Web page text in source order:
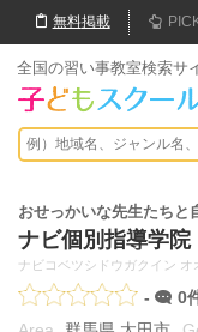
無料掲載
全国の習い事教室検索サ
おせっかいな先生たちと
ナビ個別指導学
ナビコベツシドウガクイン オ
-
0